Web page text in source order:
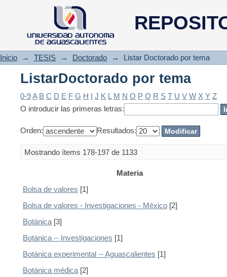
ListarDoctorado por tema
Inicio → TESIS → Doctorado → Listar Doctorado por tema
ListarDoctorado por tema
0-9A B C D E F G H I J K L M N O P Q R S T U V W X Y Z
O introducir las primeras letras:
Orden: Resultados:
Mostrando ítems 178-197 de 1133
Materia
Bolsa de valores [1]
Bolsa de valores - Investigaciones - México [2]
Botánica [3]
Botánica -- Investigaciones [1]
Botánica experimental -- Aguascalientes [1]
Botánica médica [2]